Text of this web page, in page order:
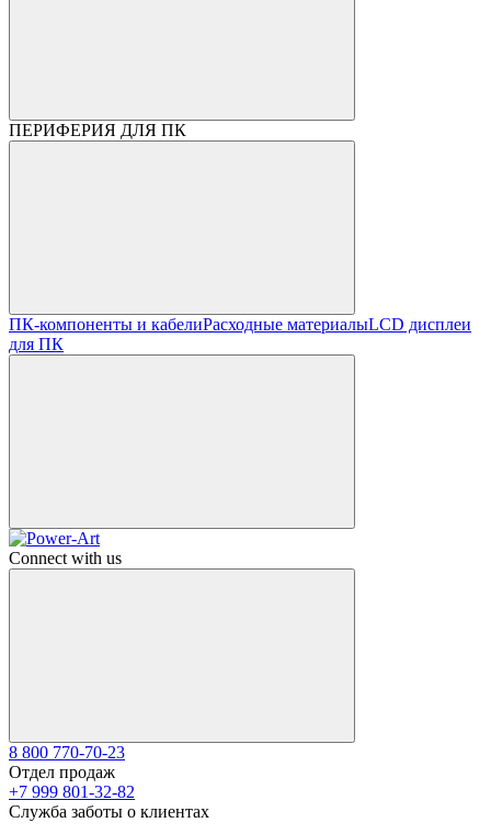
ПЕРИФЕРИЯ ДЛЯ ПК
ПК-компоненты и кабелиРасходные материалыLCD дисплеи
для ПК
Connect with us
8 800 770-70-23
Отдел продаж
+7 999 801-32-82
Служба заботы о клиентах